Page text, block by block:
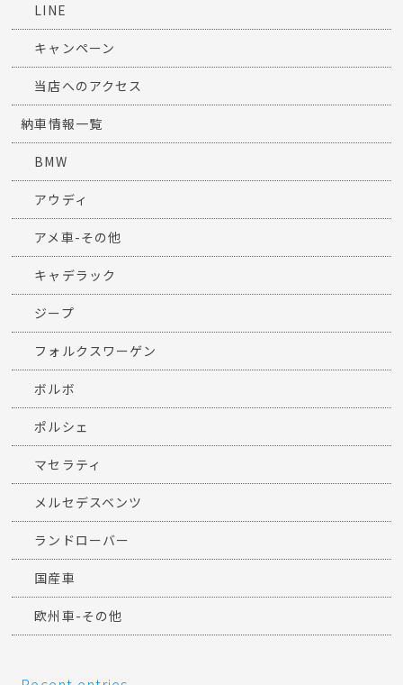
LINE
キャンペーン
当店へのアクセス
納車情報一覧
BMW
アウディ
アメ車-その他
キャデラック
ジープ
フォルクスワーゲン
ボルボ
ポルシェ
マセラティ
メルセデスベンツ
ランドローバー
国産車
欧州車-その他